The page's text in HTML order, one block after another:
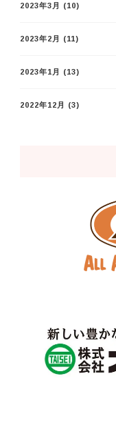
2023年3月 (10)
2023年2月 (11)
2023年1月 (13)
2022年12月 (3)